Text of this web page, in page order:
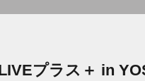
プラス＋ in